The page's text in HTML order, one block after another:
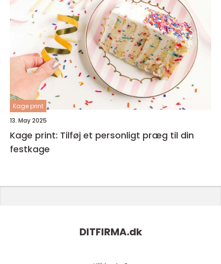
Kage print
13. May 2025
Kage print: Tilføj et personligt præg til din
festkage
DITFIRMA.dk